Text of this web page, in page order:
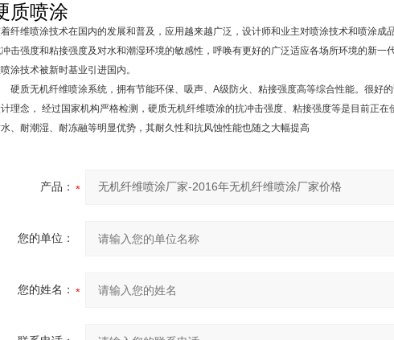
质喷涂
纤维喷涂技术在国内的发展和普及，应用越来越广泛，设计师和业主对喷涂技术和喷涂成
击强度和粘接强度及对水和潮湿环境的敏感性，呼唤有更好的广泛适应各场所环境的新一
涂技术被新时基业引进国内。
无机纤维喷涂系统，拥有节能环保、吸声、 A级防火、粘接强度高等综合性能。很好的
理念， 经过国家机构严格检测，硬质无机纤维喷涂的抗冲击强度、粘接强度等是目前正
、耐潮湿、耐冻融等明显优势，其耐久性和抗风蚀性能也随之大幅提高
产品：
您的单位：
您的姓名：